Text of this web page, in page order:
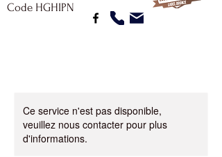
Code HGHIPN
Ce service n'est pas disponible,
veuillez nous contacter pour plus
d'informations.